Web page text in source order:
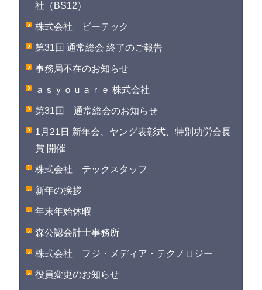
社（BS12）
株式会社 ビーテック
第31回 通常総会 終了のご報告
事務局不在のお知らせ
ａｓｙｏｕａｒｅ 株式会社
第31回 通常総会のお知らせ
1月21日 新年会、ヤング表彰式、特別功労会長
賞 開催
株式会社 テックスタッフ
新年の挨拶
年末年始休暇
森公認会計士事務所
株式会社 フジ・メディア・テクノロジー
役員変更のお知らせ